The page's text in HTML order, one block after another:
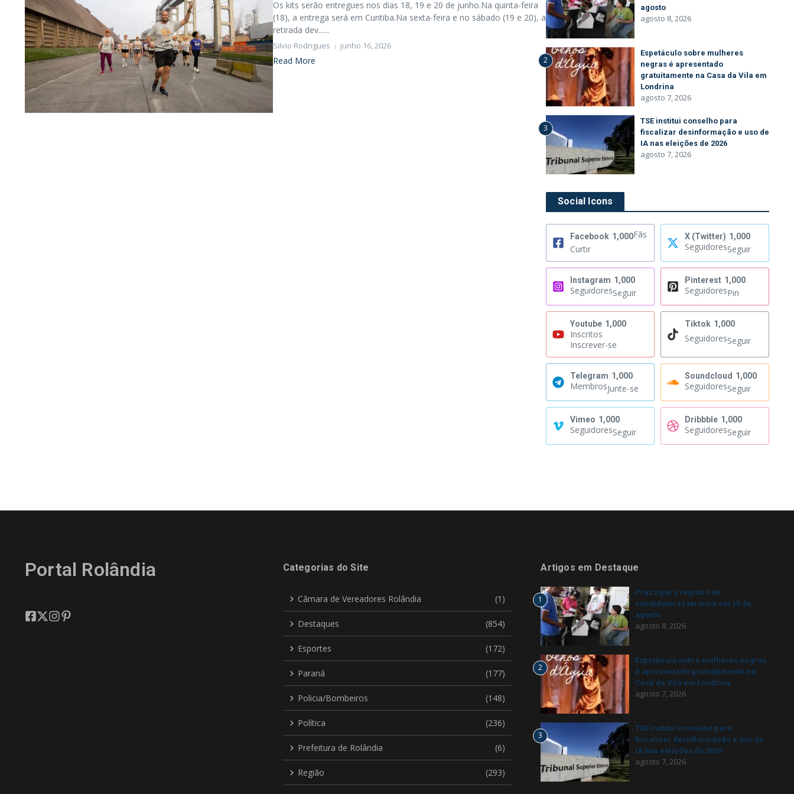
Os kits serão entregues nos dias 18, 19 e 20 de junho.Na quinta-feira
(18), a entrega será em Curitiba.Na sexta-feira e no sábado (19 e 20), a
retirada dev......
Silvio Rodrigues junho 16, 2026
Read More
agosto
agosto 8, 2026
2
Espetáculo sobre mulheres
negras é apresentado
gratuitamente na Casa da Vila em
Londrina
agosto 7, 2026
3
TSE institui conselho para
fiscalizar desinformação e uso de
IA nas eleições de 2026
agosto 7, 2026
Social Icons
Facebook 1,000Fãs
Curtir
X (Twitter) 1,000
SeguidoresSeguir
Instagram 1,000
SeguidoresSeguir
Pinterest 1,000
SeguidoresPin
Youtube 1,000
Inscritos
Inscrever-se
Tiktok 1,000
SeguidoresSeguir
Telegram 1,000
MembrosJunte-se
Soundcloud 1,000
SeguidoresSeguir
Vimeo 1,000
SeguidoresSeguir
Dribbble 1,000
SeguidoresSeguir
Portal Rolândia Categorias do Site
Câmara de Vereadores Rolândia (1)
Destaques (854)
Esportes (172)
Paraná (177)
Policia/Bombeiros (148)
Política (236)
Prefeitura de Rolândia (6)
Região (293)
Artigos em Destaque
1
Prazo para registro de
candidaturas termina em 15 de
agosto
agosto 8, 2026
2
Espetáculo sobre mulheres negras
é apresentado gratuitamente na
Casa da Vila em Londrina
agosto 7, 2026
3
TSE institui conselho para
fiscalizar desinformação e uso de
IA nas eleições de 2026
agosto 7, 2026